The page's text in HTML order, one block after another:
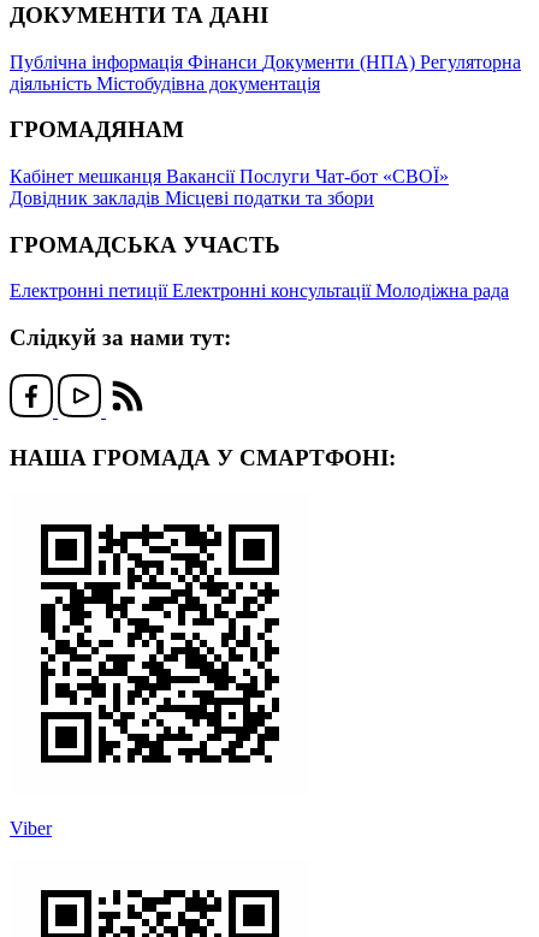
ДОКУМЕНТИ ТА ДАНІ
Публічна інформація Фінанси Документи (НПА) Регуляторна
діяльність Містобудівна документація
ГРОМАДЯНАМ
Кабінет мешканця ВакансіїПослуги Чат-бот «СВОЇ»
Довідник закладів Місцеві податки та збори
ГРОМАДСЬКА УЧАСТЬ
Електронні петиціїЕлектронні консультаціїМолодіжна рада
Слідкуй за нами тут:
НАША ГРОМАДА У СМАРТФОНІ:
Viber